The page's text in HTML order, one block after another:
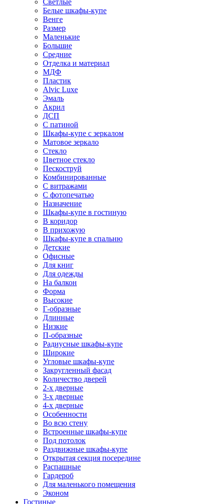
Светлые
Белые шкафы-купе
Венге
Размер
Маленькие
Большие
Средние
Отделка и материал
МДФ
Пластик
Alvic Luxe
Эмаль
Акрил
ДСП
С патиной
Шкафы-купе с зеркалом
Матовое зеркало
Стекло
Цветное стекло
Пескоструй
Комбинированные
С витражами
С фотопечатью
Назначение
Шкафы-купе в гостиную
В коридор
В прихожую
Шкафы-купе в спальню
Детские
Офисные
Для книг
Для одежды
На балкон
Форма
Высокие
Г-образные
Длинные
Низкие
П-образные
Радиусные шкафы-купе
Широкие
Угловые шкафы-купе
Закругленный фасад
Количество дверей
2-х дверные
3-х дверные
4-х дверные
Особенности
Во всю стену
Встроенные шкафы-купе
Под потолок
Раздвижные шкафы-купе
Открытая секция посередине
Распашные
Гардероб
Для маленького помещения
Эконом
Гостиные